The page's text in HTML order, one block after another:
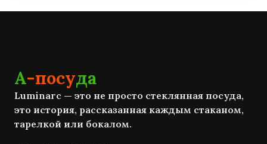
А-посуда
Luminarc — это не просто стеклянная посуда,
это история, рассказанная каждым стаканом,
тарелкой или бокалом.